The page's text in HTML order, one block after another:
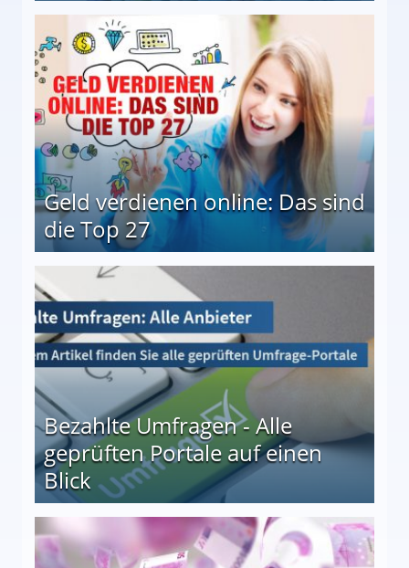
Geld verdienen online: Das sind
die Top 27
Bezahlte Umfragen - Alle
geprüften Portale auf einen
Blick
auf einen Blick